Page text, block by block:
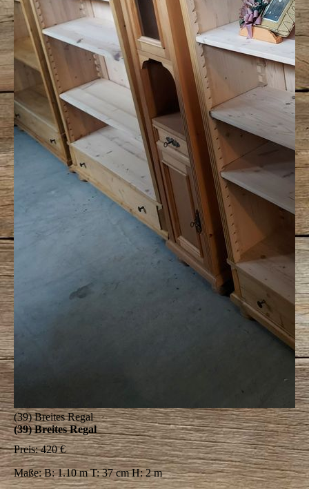
(39) Breites Regal
(39) Breites Regal
Preis:420 €
Maße:B: 1.10 m T: 37 cm H: 2 m